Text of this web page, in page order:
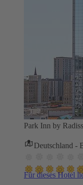
Park Inn by
Deutschland -
Für dieses Hotel